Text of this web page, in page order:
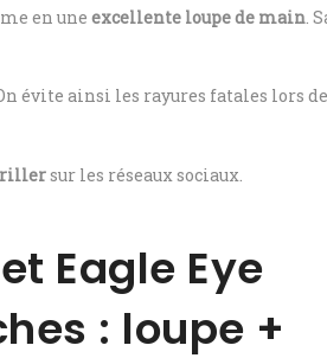
en une excellente loupe de main.
évite ainsi les rayures fatales lors
sur les réseaux sociaux.
Eagle Eye
: loupe +